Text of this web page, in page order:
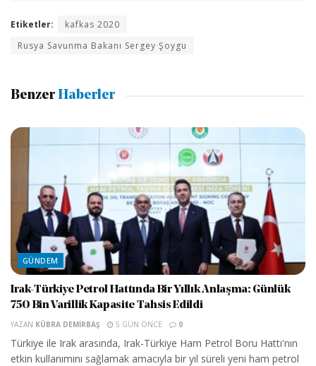
Etiketler:
kafkas 2020
Rusya Savunma Bakanı Sergey Şoygu
Benzer Haberler
GÜNDEM
Irak-Türkiye Petrol Hattında Bir Yıllık Anlaşma: Günlük
750 Bin Varillik Kapasite Tahsis Edildi
YAZAN KÜBRA DEMIRBAŞ 5 GÜN ÖNCE 0
Türkiye ile Irak arasında, Irak-Türkiye Ham Petrol Boru Hattı'nın
etkin kullanımını sağlamak amacıyla bir yıl süreli yeni ham petrol